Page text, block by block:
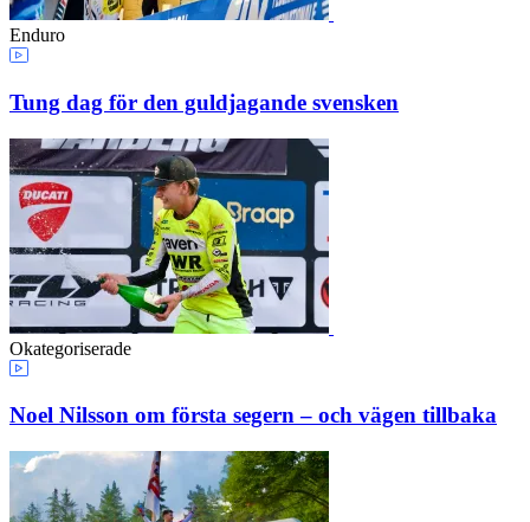
Enduro
Tung dag för den guldjagande svensken
Okategoriserade
Noel Nilsson om första segern – och vägen tillbaka